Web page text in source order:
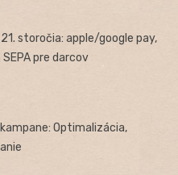
storočia: apple/google pay,
pre darcov
Optimalizácia,